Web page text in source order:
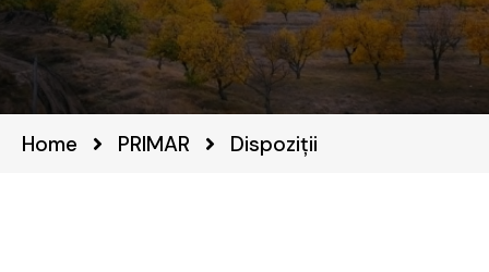
Home PRIMAR Dispoziții